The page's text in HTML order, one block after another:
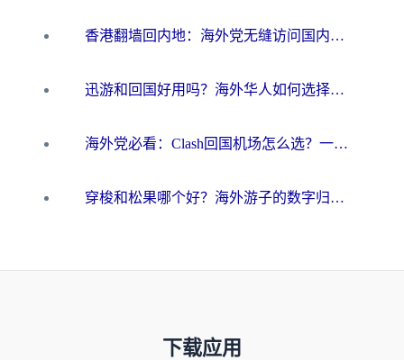
香港翻墙回内地：海外党无缝访问国内资源的加速器选择全攻略
迅游和回国好用吗？海外华人如何选择靠谱的回国加速器
海外党必看：Clash回国机场怎么选？一篇搞定无缝访问国内资源的全攻略
穿梭和松果哪个好？海外游子的数字归乡路，到底该怎么选
下载应用